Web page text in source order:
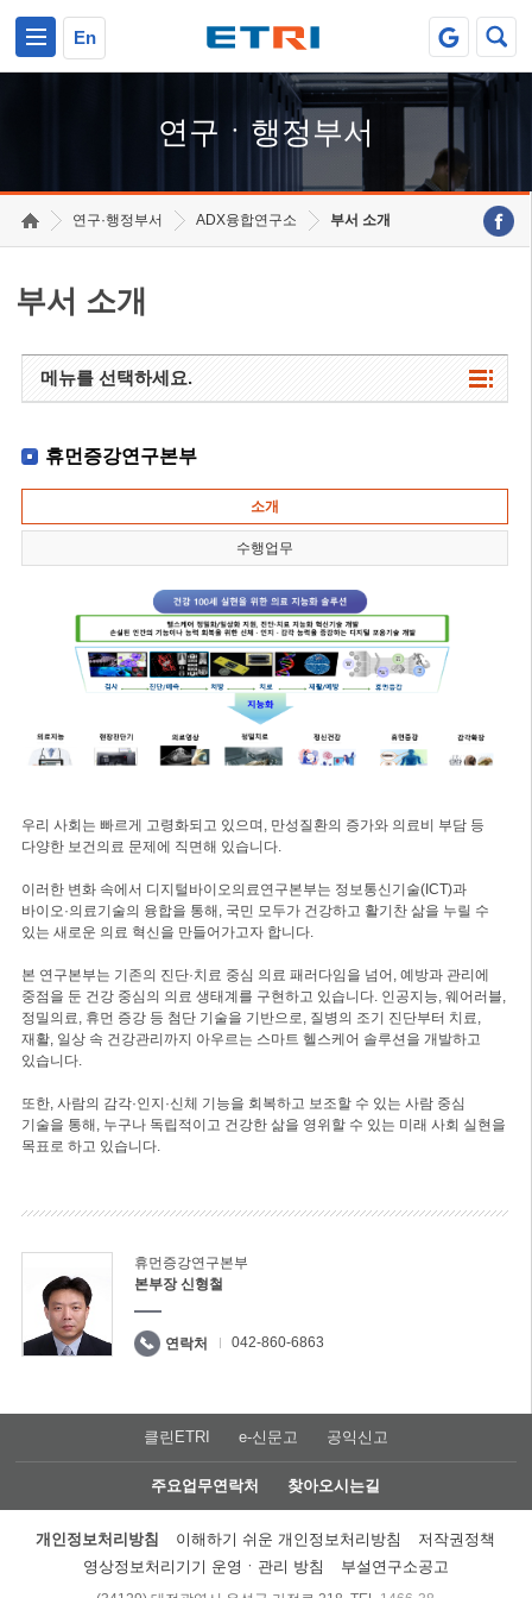
En
연구ㆍ행정부서
연구·행정부서 ADX융합연구소 부서 소개
부서 소개
메뉴를 선택하세요.
휴먼증강연구본부
소개
수행업무
우리 사회는 빠르게 고령화되고 있으며, 만성질환의 증가와 의료비 부담 등
다양한 보건의료 문제에 직면해 있습니다.
이러한 변화 속에서 디지털바이오의료연구본부는 정보통신기술(ICT)과
바이오·의료기술의 융합을 통해, 국민 모두가 건강하고 활기찬 삶을 누릴 수
있는 새로운 의료 혁신을 만들어가고자 합니다.
본 연구본부는 기존의 진단·치료 중심 의료 패러다임을 넘어, 예방과 관리에
중점을 둔 건강 중심의 의료 생태계를 구현하고 있습니다. 인공지능, 웨어러블,
정밀의료, 휴먼 증강 등 첨단 기술을 기반으로, 질병의 조기 진단부터 치료,
재활, 일상 속 건강관리까지 아우르는 스마트 헬스케어 솔루션을 개발하고
있습니다.
또한, 사람의 감각·인지·신체 기능을 회복하고 보조할 수 있는 사람 중심
기술을 통해, 누구나 독립적이고 건강한 삶을 영위할 수 있는 미래 사회 실현을
목표로 하고 있습니다.
휴먼증강연구본부
본부장 신형철
연락처 042-860-6863
클린ETRI e-신문고 공익신고
주요업무연락처 찾아오시는길
개인정보처리방침 이해하기 쉬운 개인정보처리방침
저작권정책
영상정보처리기기 운영ㆍ관리 방침
부설연구소공고